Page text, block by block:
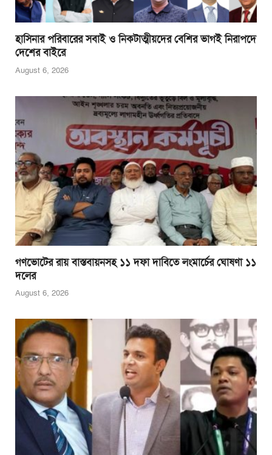
হাসিনার পরিবারের সবাই ও নিকটাত্মীয়দের বেশির ভাগই নিরাপদে
দেশের বাইরে
August 6, 2026
গণভোটের রায় বাস্তবায়নসহ ১১ দফা দাবিতে লংমার্চের ঘোষণা ১১
দলের
August 6, 2026